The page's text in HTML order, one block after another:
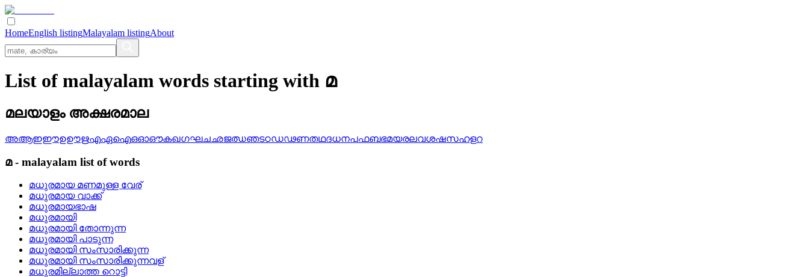
HomeEnglish listingMalayalam listingAbout
List of malayalam words starting with മ
മലയാളം അക്ഷരമാല
അആഇഈഉഊഋഎഏഐഒഓഔകഖഗഘചഛജഝഞടഠഡഢണതഥദധനപഫബഭമയരലവശഷസഹളറ
മ- malayalam list of words
മധുരമായ മണമുള്ള വേര്
മധുരമായ വാക്ക്
മധുരമായഭാഷ
മധുരമായി
മധുരമായി തോന്നുന്ന
മധുരമായി പാടുന്ന
മധുരമായി സംസാരിക്കുന്ന
മധുരമായി സംസാരിക്കുന്നവള്
മധുരമില്ലാത്ത റൊട്ടി